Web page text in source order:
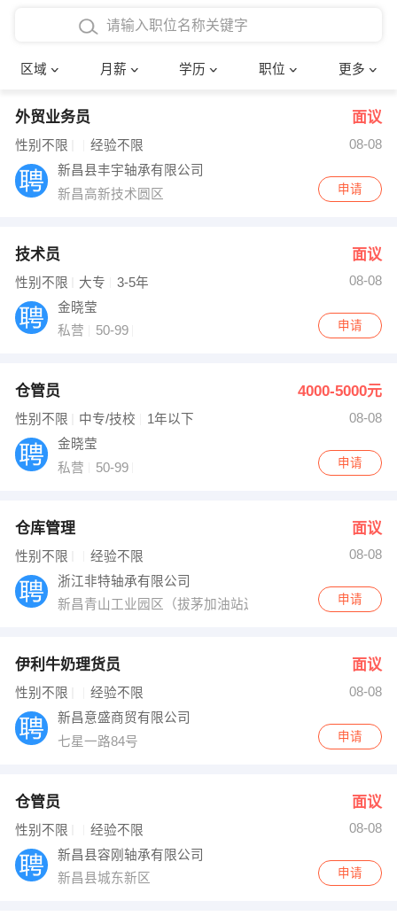
区域 月薪 学历 职位 更多
4000-5000元
8000-12000元
12000-20000元
博士
文员
财务会计
网络IT
快递员
收银员 技术员/工程师
出纳
编辑
跟单
其他职位
确定
外贸业务员 面议
性别不限 经验不限
08-08
新昌县丰宇轴承有限公司
新昌高新技术圆区
申请
技术员 面议
性别不限 大专 3-5年
08-08
金晓莹
私营
50-99 申请
仓管员 4000-5000元
性别不限 中专/技校 1年以下
08-08
金晓莹
私营
50-99 申请
仓库管理 面议
性别不限 经验不限
08-08
浙江非特轴承有限公司
新昌青山工业园区（拔茅加油站边）
申请
伊利牛奶理货员 面议
性别不限 经验不限
08-08
新昌意盛商贸有限公司
七星一路84号
申请
仓管员 面议
性别不限 经验不限
08-08
新昌县容刚轴承有限公司
新昌县城东新区
申请